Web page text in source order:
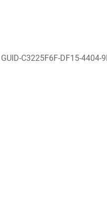
GUID-C3225F6F-DF15-4404-